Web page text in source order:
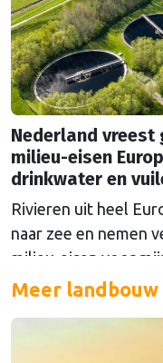
Nederland vreest
milieu-eisen
drinkwater en
Rivieren uit heel
naar zee en nemen
milieu-eisen voor
het de Nederlandse
Meer